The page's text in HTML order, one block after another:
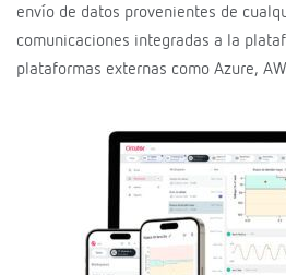
envío de datos provenientes de
comunicaciones integradas a la
plataformas externas como Azure,